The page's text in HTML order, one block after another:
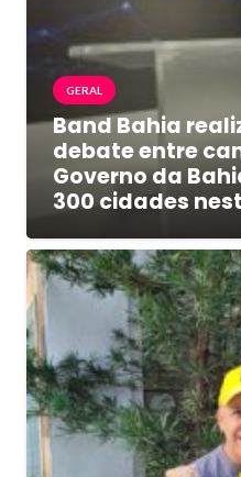
GERAL
Band Bahia
debate entre
Governo da
300 cidades